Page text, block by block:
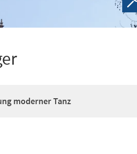
moderner Tanz